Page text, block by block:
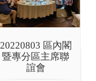
20220803 區內閣
暨專分區主席聯
誼會